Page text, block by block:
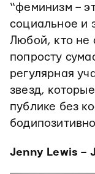
“феминизм –
социальное и
Любой, кто не
попросту
регулярная
звезд,
публике без
Jenny Lewis –